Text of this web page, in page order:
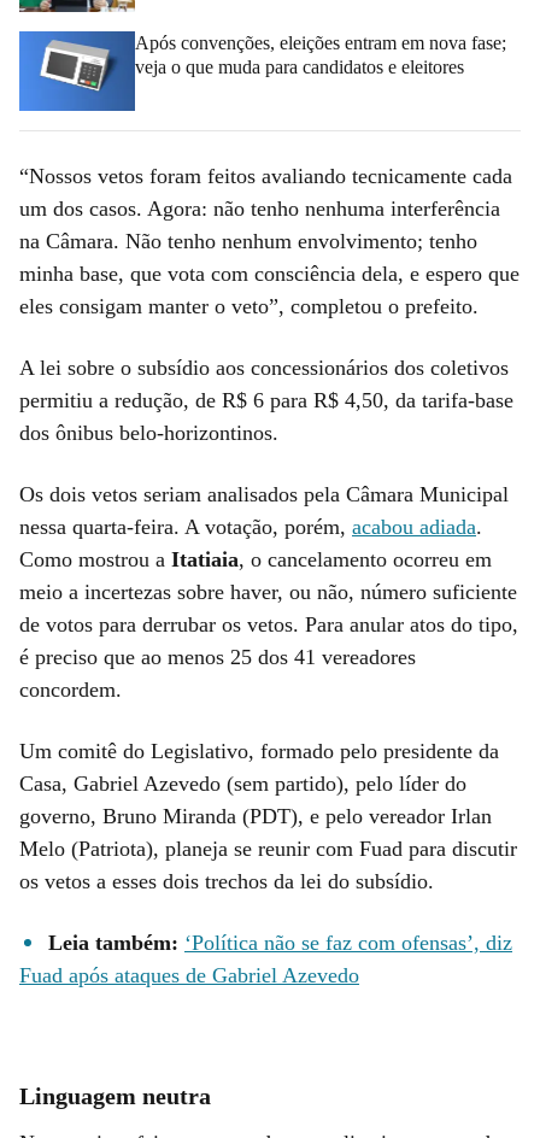
Após convenções, eleições entram em nova fase;
veja o que muda para candidatos e eleitores
“Nossos vetos foram feitos avaliando tecnicamente cada
um dos casos. Agora: não tenho nenhuma interferência
na Câmara. Não tenho nenhum envolvimento; tenho
minha base, que vota com consciência dela, e espero que
eles consigam manter o veto”, completou o prefeito.
A lei sobre o subsídio aos concessionários dos coletivos
permitiu a redução, de R$ 6 para R$ 4,50, da tarifa-base
dos ônibus belo-horizontinos.
Os dois vetos seriam analisados pela Câmara Municipal
nessa quarta-feira. A votação, porém, acabou adiada.
Como mostrou a Itatiaia, o cancelamento ocorreu em
meio a incertezas sobre haver, ou não, número suficiente
de votos para derrubar os vetos. Para anular atos do tipo,
é preciso que ao menos 25 dos 41 vereadores
concordem.
Um comitê do Legislativo, formado pelo presidente da
Casa, Gabriel Azevedo (sem partido), pelo líder do
governo, Bruno Miranda (PDT), e pelo vereador Irlan
Melo (Patriota), planeja se reunir com Fuad para discutir
os vetos a esses dois trechos da lei do subsídio.
Leia também: ‘Política não se faz com ofensas’, diz
Fuad após ataques de Gabriel Azevedo
Linguagem neutra